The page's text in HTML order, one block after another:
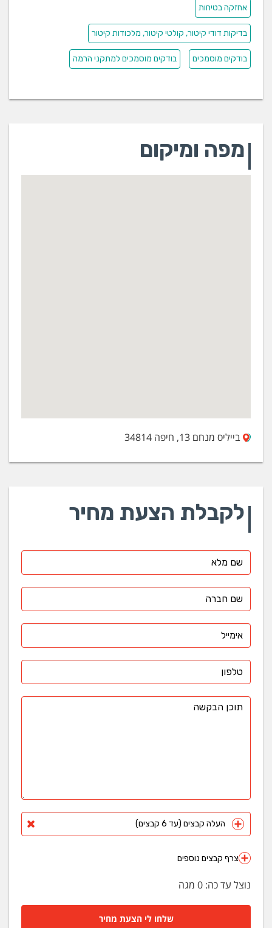
אחזקה בטיחות
בדיקות דודי קיטור, קולטי קיטור, מלכודות קיטור
בודקים מוסמכים בודקים מוסמכים למתקני הרמה
מפה ומיקום
בייליס מנחם 13, חיפה 34814
לקבלת הצעת מחיר
העלה קבצים (עד 6 קבצים)
צרף קבצים נוספים
נוצל עד כה: 0 מגה
שלחו לי הצעת מחיר